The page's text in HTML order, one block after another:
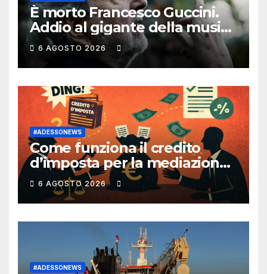
È morto Francesco Guccini.
Addio al gigante della musica
e dell’impegno
6 AGOSTO 2026
#ADESSONEWS
Come funziona il credito
d’imposta per la mediazione
civile?
6 AGOSTO 2026
#ADESSONEWS